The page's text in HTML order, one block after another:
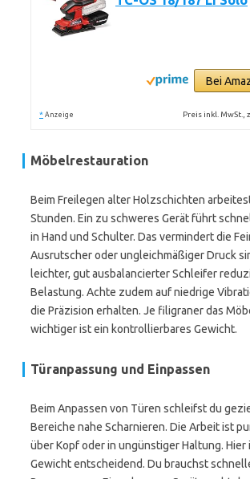
Bei
* Anzeige Preis inkl. MwSt.,
Möbelrestauration
Beim Freilegen alter Holzschichten
Stunden. Ein zu schweres Gerät führt
in Hand und Schulter. Das vermindert die
Ausrutscher oder ungleichmäßiger Druck
leichter, gut ausbalancierter Schleifer
Belastung. Achte zudem auf niedrige
die Präzision erhalten. Je filigraner das
wichtiger ist ein kontrollierbares Gewicht.
Türanpassung und Einpassen
Beim Anpassen von Türen schleifst du
Bereiche nahe Scharnieren. Die Arbeit ist
über Kopf oder in ungünstiger Haltung. Hier
Gewicht entscheidend. Du brauchst